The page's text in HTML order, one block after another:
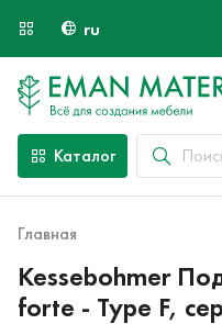
ru
Каталог
Главная
Kessebohmer
forte - Type F,